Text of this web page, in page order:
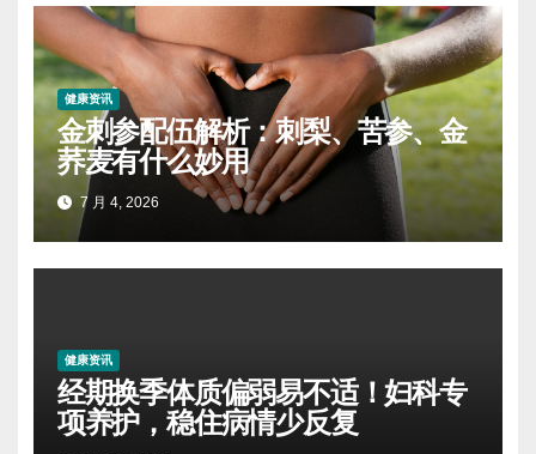
健康资讯
金刺参配伍解析：刺梨、苦参、金
荞麦有什么妙用
7 月 4, 2026
健康资讯
经期换季体质偏弱易不适！妇科专
项养护，稳住病情少反复